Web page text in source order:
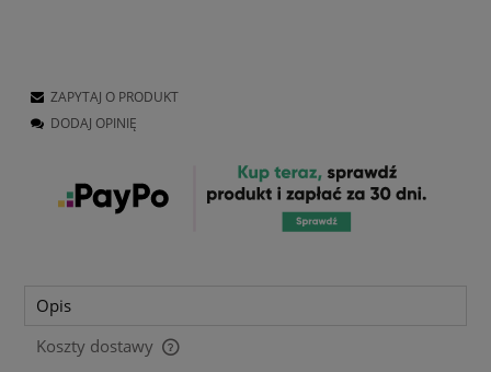
ZAPYTAJ O PRODUKT
DODAJ OPINIĘ
Opis
Koszty dostawy
Cena nie zawiera ewentualnych kosztów płatności